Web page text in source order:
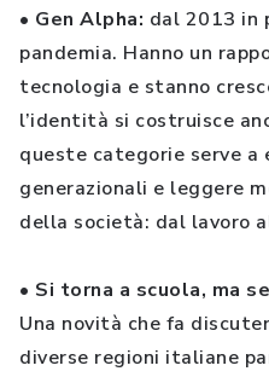
• Gen Alpha: dal 2013 in
pandemia. Hanno un
tecnologia e stanno
l’identità si costruisce
queste categorie serve
generazionali e leggere
della società: dal lavoro
• Si torna a scuola, ma
Una novità che fa
diverse regioni italiane